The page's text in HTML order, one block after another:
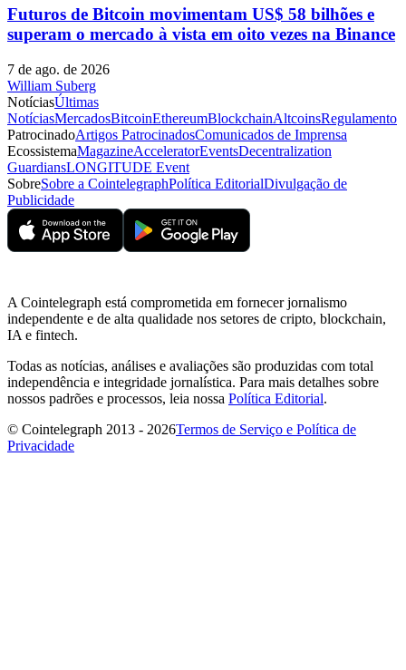
Futuros de Bitcoin movimentam US$ 58 bilhões e
superam o mercado à vista em oito vezes na Binance
7 de ago. de 2026
William Suberg
NotíciasÚltimas
NotíciasMercadosBitcoinEthereumBlockchainAltcoinsRegulamento
PatrocinadoArtigos PatrocinadosComunicados de Imprensa
EcossistemaMagazineAcceleratorEventsDecentralization
GuardiansLONGITUDE Event
SobreSobre a CointelegraphPolítica EditorialDivulgação de
Publicidade
A Cointelegraph está comprometida em fornecer jornalismo
independente e de alta qualidade nos setores de cripto, blockchain,
IA e fintech.
Todas as notícias, análises e avaliações são produzidas com total
independência e integridade jornalística. Para mais detalhes sobre
nossos padrões e processos, leia nossa Política Editorial.
© Cointelegraph 2013 - 2026Termos de Serviço e Política de
Privacidade